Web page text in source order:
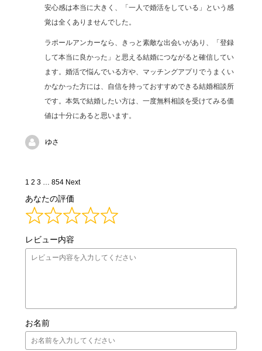
安心感は本当に大きく、「一人で婚活をしている」という感
覚は全くありませんでした。
ラポールアンカーなら、きっと素敵な出会いがあり、「登録
して本当に良かった」と思える結婚につながると確信してい
ます。婚活で悩んでいる方や、マッチングアプリでうまくい
かなかった方には、自信を持っておすすめできる結婚相談所
です。本気で結婚したい方は、一度無料相談を受けてみる価
値は十分にあると思います。
ゆさ
Site
Reviews
navigation
Page
1 Page
2 Page
3 Page
854 Next
あなたの評価
レビュー内容
お名前